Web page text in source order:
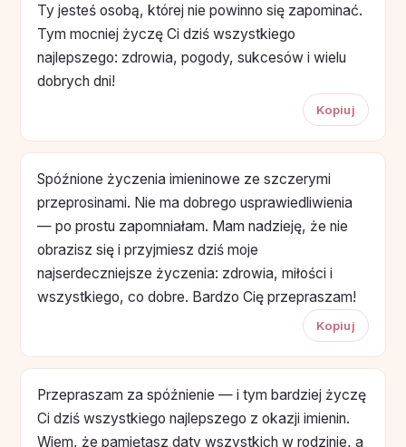
Ty jesteś osobą, której nie powinno się zapominać.
Tym mocniej życzę Ci dziś wszystkiego
najlepszego: zdrowia, pogody, sukcesów i wielu
dobrych dni!
Kopiuj
Spóźnione życzenia imieninowe ze szczerymi
przeprosinami. Nie ma dobrego usprawiedliwienia
— po prostu zapomniałam. Mam nadzieję, że nie
obrazisz się i przyjmiesz dziś moje
najserdeczniejsze życzenia: zdrowia, miłości i
wszystkiego, co dobre. Bardzo Cię przepraszam!
Kopiuj
Przepraszam za spóźnienie — i tym bardziej życzę
Ci dziś wszystkiego najlepszego z okazji imienin.
Wiem, że pamiętasz daty wszystkich w rodzinie, a